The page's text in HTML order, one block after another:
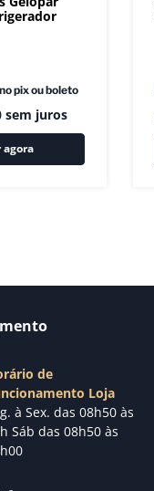
pix ou boleto
sem juros
de
Loja
à Sex. das 08h50 às
Sáb das 08h50 às